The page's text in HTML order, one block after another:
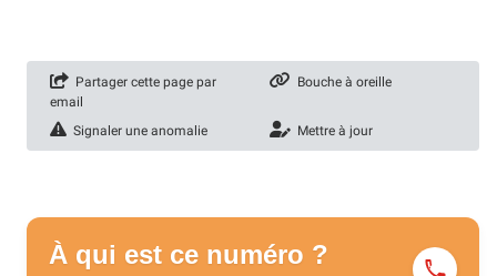
Partager cette page par
email
Bouche à oreille
Signaler une anomalie Mettre à jour
À qui est ce numéro ?